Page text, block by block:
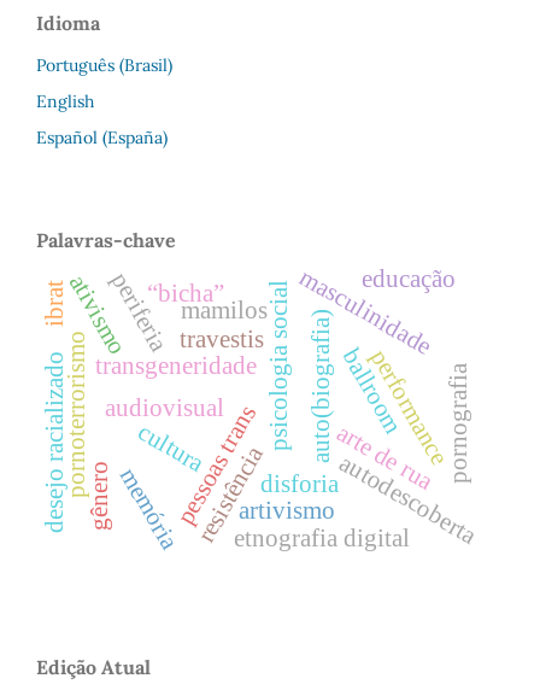
Idioma
Português (Brasil)
English
Español (España)
Palavras-chave
audiovisual
transgeneridade psicologia socialauto(biografia)arte de rua
pessoas trans
travestis
periferia
culturaresistência
memória
ballroom
autodescoberta
mamilos
artivismo
pornoterrorismo performance
desejo racializado pornografia
etnografia digital
masculinidade
“bicha”
gênero
educação
disforia
ativismo
ibrat
Edição Atual